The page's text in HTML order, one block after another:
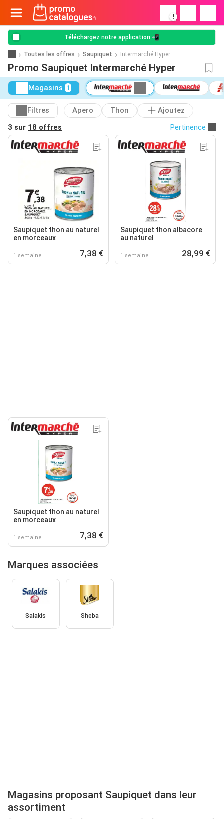
!
Téléchargez notre application 📲
Toutes les offres Saupiquet Intermarché Hyper
Promo Saupiquet Intermarché Hyper
Magasins 1
Filtres Apero Thon
Ajoutez
3 sur 18 offres Pertinence
Saupiquet thon au naturel
en morceaux
1 semaine 7,38 €
Saupiquet thon albacore
au naturel
1 semaine 28,99 €
Saupiquet thon au naturel
en morceaux
1 semaine 7,38 €
Marques associées
Salakis Sheba
Magasins proposant Saupiquet dans leur
assortiment